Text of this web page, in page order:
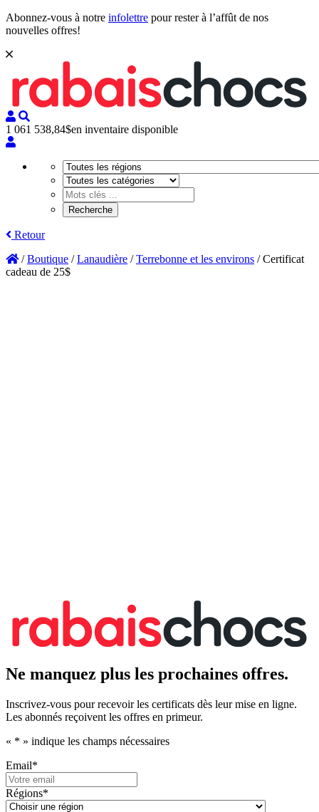
Abonnez-vous à notre infolettre pour rester à l’affût de nos
nouvelles offres!
1 061 538,84$en inventaire disponible
Retour
/Boutique /Lanaudière /Terrebonne et les environs /Certificat
cadeau de 25$
Ne manquez plus les prochaines offres.
Inscrivez-vous pour recevoir les certificats dès leur mise en ligne.
Les abonnés reçoivent les offres en primeur.
« * » indique les champs nécessaires
Email*
Régions*